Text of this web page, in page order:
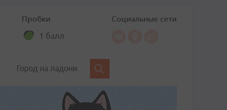
Пробки
1 балл
Социальные сети
Город на ладони